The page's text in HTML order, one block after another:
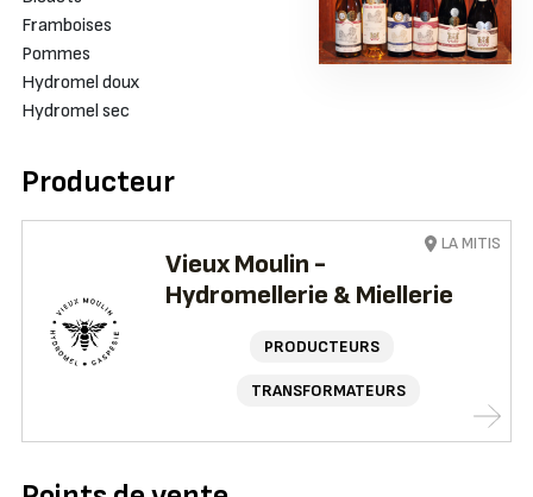
Framboises
Pommes
Hydromel doux
Hydromel sec
Producteur
Vieux Moulin -
Hydromellerie & Miellerie
PRODUCTEURS
TRANSFORMATEURS
LA MITIS